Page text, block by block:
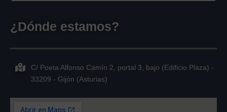
¿Dónde estamos?
C/ Poeta Alfonso Camín 2, portal 3, bajo (Edificio Plaza) -
33209 - Gijón (Asturias)